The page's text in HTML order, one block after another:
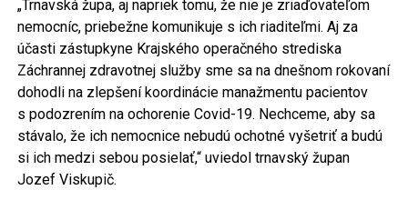
„Trnavská župa, aj napriek tomu, že nie je zriaďovateľom
nemocníc, priebežne komunikuje s ich riaditeľmi. Aj za
účasti zástupkyne Krajského operačného strediska
Záchrannej zdravotnej služby sme sa na dnešnom rokovaní
dohodli na zlepšení koordinácie manažmentu pacientov
s podozrením na ochorenie Covid-19. Nechceme, aby sa
stávalo, že ich nemocnice nebudú ochotné vyšetriť a budú
si ich medzi sebou posielať,“ uviedol trnavský župan
Jozef Viskupič.